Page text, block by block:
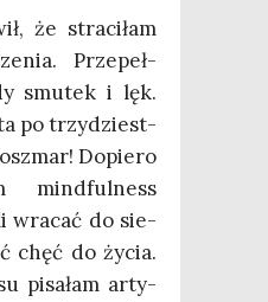
że stra­ci­łam
Prze­peł­
smu­tek i lęk.
po trzy­dzie­st­
Dopie­ro
mind­ful­ness
wra­cać do sie­
chęć do życia.
pisa­łam arty­